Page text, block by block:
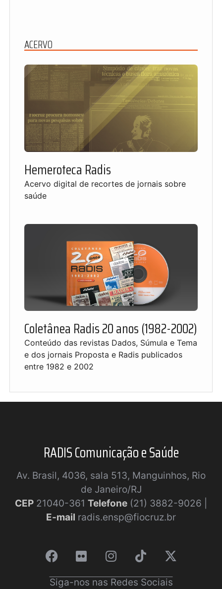
ACERVO
Hemeroteca Radis
Acervo digital de recortes de jornais sobre
saúde
Coletânea Radis 20 anos (1982-2002)
Conteúdo das revistas Dados, Súmula e Tema
e dos jornais Proposta e Radis publicados
entre 1982 e 2002
RADIS Comunicação e Saúde
Av. Brasil, 4036, sala 513, Manguinhos, Rio
de Janeiro/RJ
CEP 21040-361 Telefone (21) 3882-9026 |
E-mail radis.ensp@fiocruz.br
Siga-nos nas Redes Sociais